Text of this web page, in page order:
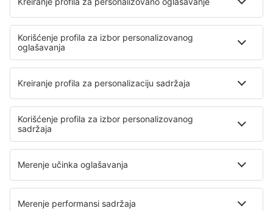
Barselona
Mursija
Sewilla San Pablo (SVQ)
Badajoz Talavera la Real (BJZ)
Tenerife Norte (TFN)
Tenerife South (TFS)
Valladolid Airport (VLL)
Vitoria-Gasteiz Airport (VIT)
Zaragoza Airport (ZAZ)